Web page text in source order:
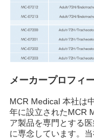
メーカープロフィ
MCR Medical 本社は
年に設立されたMCR
ア製品を専門とする
に専念しています。